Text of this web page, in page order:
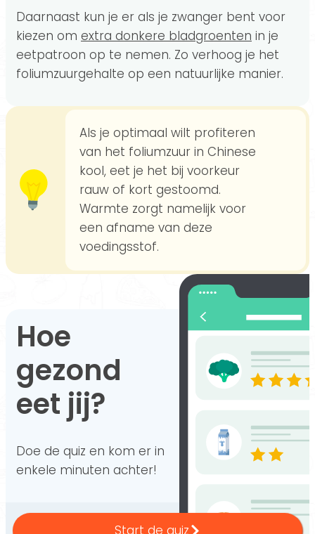
Daarnaast kun je er als je zwanger bent voor
kiezen om extra donkere bladgroenten in je
eetpatroon op te nemen. Zo verhoog je het
foliumzuurgehalte op een natuurlijke manier.
Als je optimaal wilt profiteren
van het foliumzuur in Chinese
kool, eet je het bij voorkeur
rauw of kort gestoomd.
Warmte zorgt namelijk voor
een afname van deze
voedingsstof.
Hoe
gezond
eet jij?
Doe de quiz en kom er in
enkele minuten achter!
Start de quiz